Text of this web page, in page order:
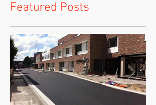
Featured Posts